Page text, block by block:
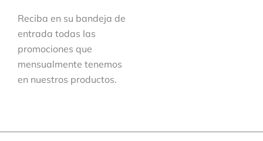
Reciba en su bandeja de
entrada todas las
promociones que
mensualmente tenemos
en nuestros productos.